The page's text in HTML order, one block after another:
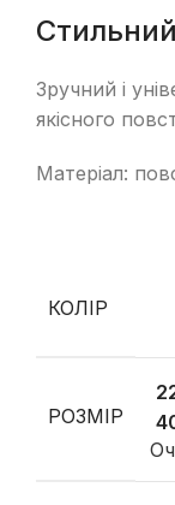
Зручний і
якісного
Матеріал:
КОЛІР
РОЗМІР